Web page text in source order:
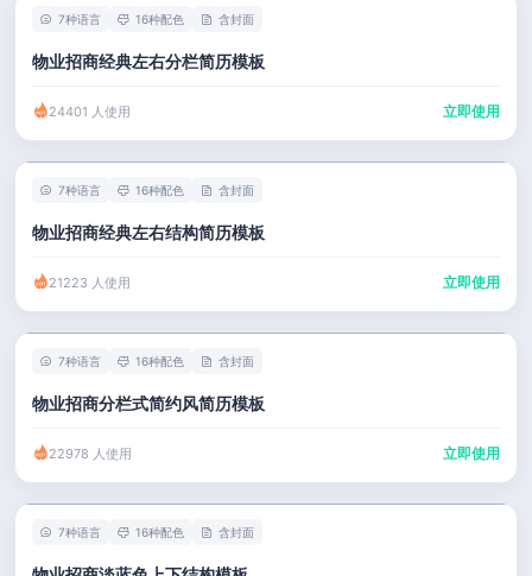
7种语言 16种配色 含封面
物业招商经典左右分栏简历模板
24401 人使用 立即使用
7种语言 16种配色 含封面
物业招商经典左右结构简历模板
21223 人使用 立即使用
7种语言 16种配色 含封面
物业招商分栏式简约风简历模板
22978 人使用 立即使用
7种语言 16种配色 含封面